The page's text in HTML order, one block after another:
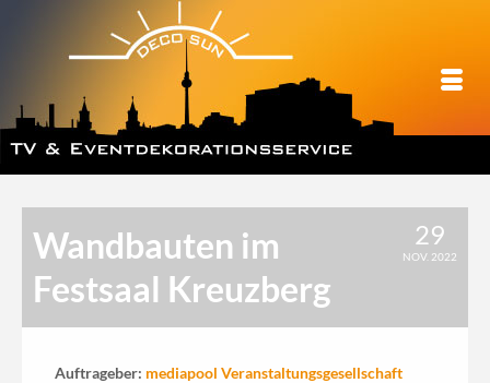
29
NOV. 2022
Wandbauten im
Festsaal Kreuzberg
Auftrageber: mediapool Veranstaltungsgesellschaft